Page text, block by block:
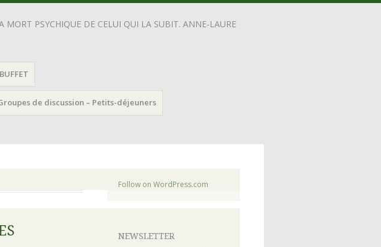
PSYCHIQUE DE CELUI QUI LA SUBIT. ANNE-LAURE
de discussion – Petits-déjeuners
Follow on WordPress.com
NEWSLETTER